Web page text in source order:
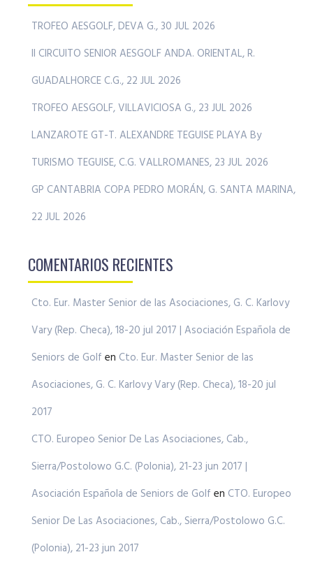
TROFEO AESGOLF, DEVA G., 30 JUL 2026
II CIRCUITO SENIOR AESGOLF ANDA. ORIENTAL, R.
GUADALHORCE C.G., 22 JUL 2026
TROFEO AESGOLF, VILLAVICIOSA G., 23 JUL 2026
LANZAROTE GT-T. ALEXANDRE TEGUISE PLAYA By
TURISMO TEGUISE, C.G. VALLROMANES, 23 JUL 2026
GP CANTABRIA COPA PEDRO MORÁN, G. SANTA MARINA,
22 JUL 2026
COMENTARIOS RECIENTES
Cto. Eur. Master Senior de las Asociaciones, G. C. Karlovy
Vary (Rep. Checa), 18-20 jul 2017 | Asociación Española de
Seniors de Golf en Cto. Eur. Master Senior de las
Asociaciones, G. C. Karlovy Vary (Rep. Checa), 18-20 jul
2017
CTO. Europeo Senior De Las Asociaciones, Cab.,
Sierra/Postolowo G.C. (Polonia), 21-23 jun 2017 |
Asociación Española de Seniors de Golf en CTO. Europeo
Senior De Las Asociaciones, Cab., Sierra/Postolowo G.C.
(Polonia), 21-23 jun 2017